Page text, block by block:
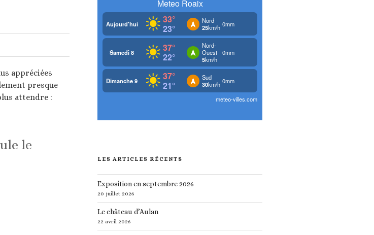
appréciées
presque
attendre :
le
LES ARTICLES RÉCENTS
Exposition en septembre 2026
20 juillet 2026
Le château d’Aulan
22 avril 2026